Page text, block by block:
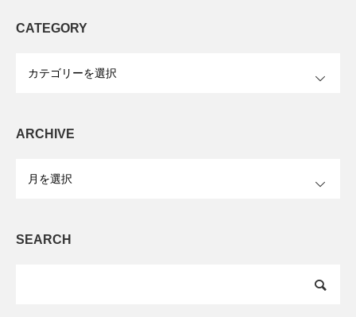
CATEGORY
ARCHIVE
SEARCH